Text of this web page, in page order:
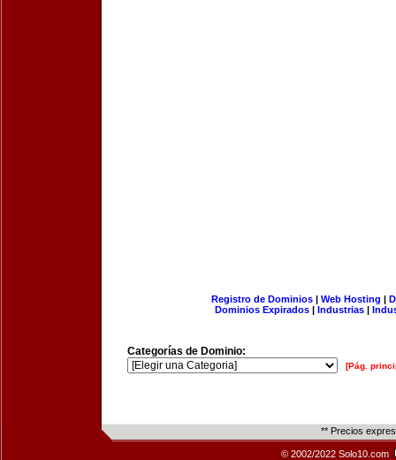
Registro de Dominios| Web Hosting |
Dominios Expirados | Industrias |
Categorías de Dominio:
[Pág.
** Precios
© 2002/2022 Solo10.com